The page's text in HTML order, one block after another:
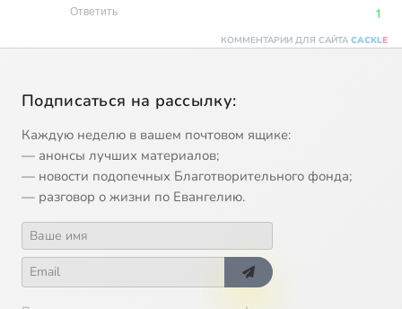
Ответить 1
КОММЕНТАРИИ ДЛЯ САЙТА CACKLE
Подписаться на рассылку:
Каждую неделю в вашем почтовом ящике:
— анонсы лучших материалов;
— новости подопечных Благотворительного фонда;
— разговор о жизни по Евангелию.